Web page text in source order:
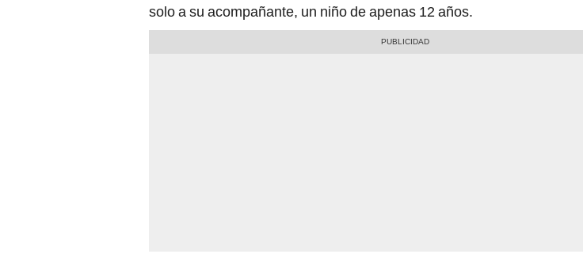
solo a su acompañante, un niño de apenas 12 años.